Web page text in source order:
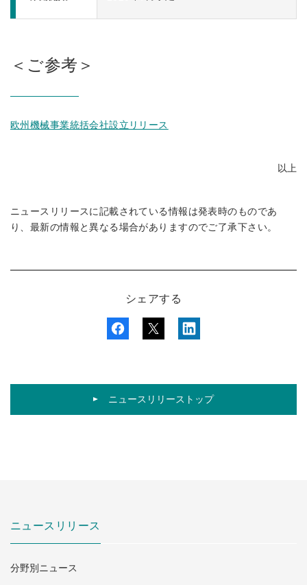
＜ご参考＞
欧州機械事業統括会社設立リリース
以上
ニュースリリースに記載されている情報は発表時のものであ
り、最新の情報と異なる場合がありますのでご了承下さい。
シェアする
ニュースリリーストップ
ニュースリリース
分野別ニュース